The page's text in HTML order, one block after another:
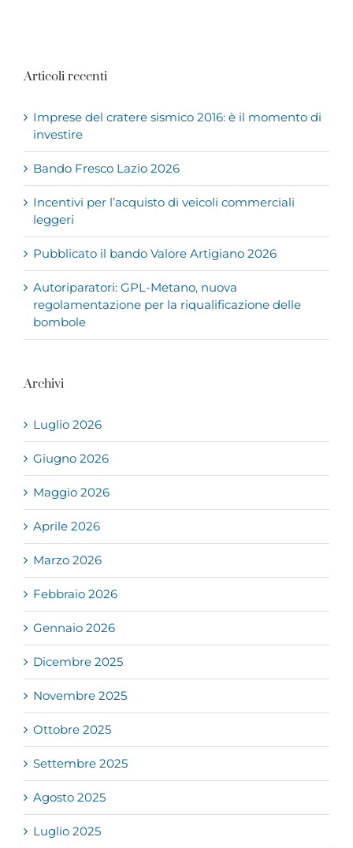
Articoli recenti
Imprese del cratere sismico 2016: è il momento di
investire
Bando Fresco Lazio 2026
Incentivi per l’acquisto di veicoli commerciali
leggeri
Pubblicato il bando Valore Artigiano 2026
Autoriparatori: GPL-Metano, nuova
regolamentazione per la riqualificazione delle
bombole
Archivi
Luglio 2026
Giugno 2026
Maggio 2026
Aprile 2026
Marzo 2026
Febbraio 2026
Gennaio 2026
Dicembre 2025
Novembre 2025
Ottobre 2025
Settembre 2025
Agosto 2025
Luglio 2025